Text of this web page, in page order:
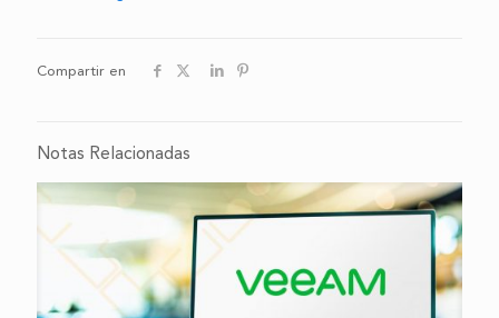
Compartir en
Notas Relacionadas